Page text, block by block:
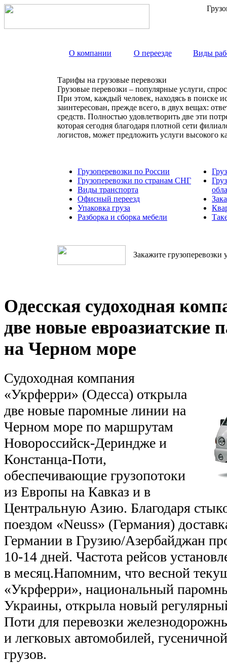
О компании О переезде Виды
Тарифы на грузовые перевозки
Грузовые перевозки – популярные услуги,
При этом, каждый человек, находясь в поиске
заинтересован, прежде всего, в двух вещах:
средств. Полностью удовлетворить две эти
которая сегодня благодаря плотной сети
логистов, может предложить услуги высокого
Грузоперевозки по России
Грузоперевозки по странам СНГ
Виды транспорта
Офисный переезд
Упаковка груза
Разборка и сборка мебели
Закажите грузоперевозки
Одесская судоходная
две новые евроазиатские
на Черном море
Судоходная компания
«Укрферри» (Одесса) открыла
две новые паромные линии на
Черном море по маршрутам
Новороссийск-Дериндже и
Констанца-Поти,
обеспечивающие грузопотоки
из Европы на Кавказ и в
Центральную Азию. Благодаря
поездом «Neuss» (Германия)
Германии в Грузию/Азербайджан
10-14 дней. Частота рейсов
в месяц.Напомним, что весной
«Укрферри», национальный
Украины, открыла новый
Поти для перевозки
и легковых автомобилей,
грузов.